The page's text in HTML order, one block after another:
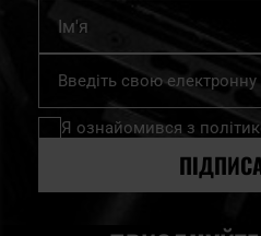
Підпишіться
нашу
розсилку
Я ознайомився з